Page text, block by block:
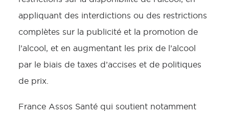
appliquant des interdictions ou des restrictions
complètes sur la publicité et la promotion de
l’alcool, et en augmentant les prix de l’alcool
par le biais de taxes d’accises et de politiques
de prix.
France Assos Santé qui soutient notamment